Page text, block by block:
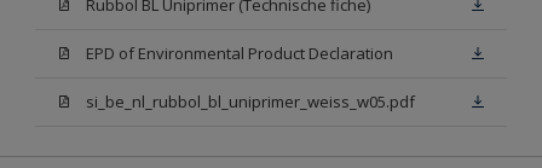
Rubbol BL Uniprimer (Technische fiche)
EPD of Environmental Product Declaration
si_be_nl_rubbol_bl_uniprimer_weiss_w05.pdf